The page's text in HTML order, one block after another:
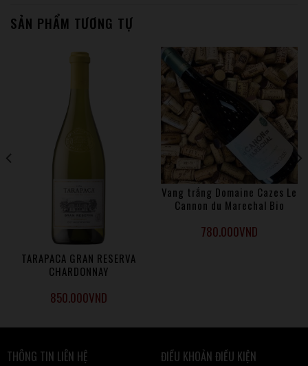
SẢN PHẨM TƯƠNG TỰ
TARAPACA GRAN RESERVA
CHARDONNAY
850.000VND
Vang trắng Domaine Cazes Le
Cannon du Marechal Bio
780.000VND
THÔNG TIN LIÊN HỆ ĐIỀU KHOẢN ĐIỀU KIỆN